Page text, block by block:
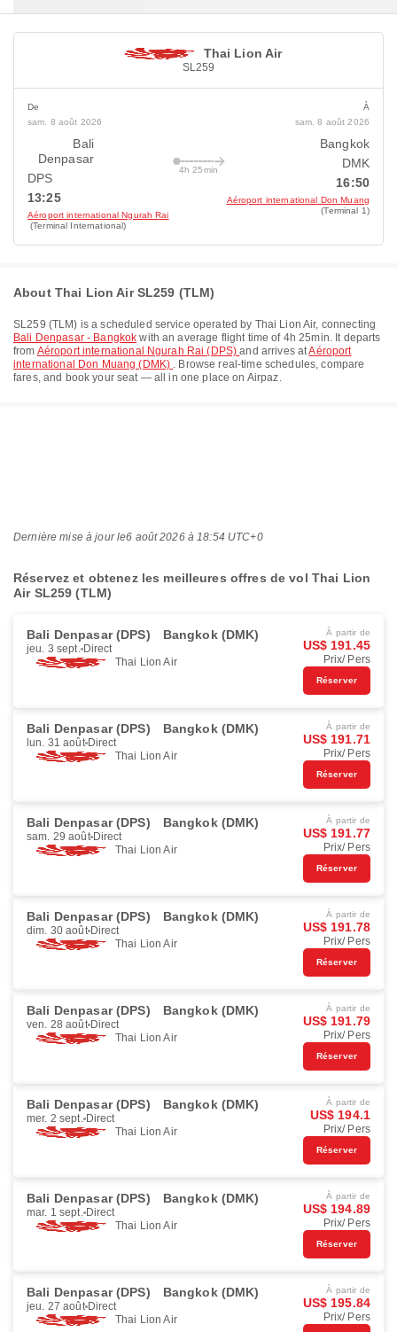
Thai Lion Air
SL259
De
sam. 8 août 2026
Bali
Denpasar
DPS
13:25
Aéroport international Ngurah Rai
(Terminal International)
4h 25min
À
sam. 8 août 2026
Bangkok
DMK
16:50
Aéroport international Don Muang
(Terminal 1)
About Thai Lion Air SL259 (TLM)
SL259 (TLM) is a scheduled service operated by Thai Lion Air, connecting
Bali Denpasar - Bangkok with an average flight time of 4h 25min. It departs
from Aéroport international Ngurah Rai (DPS)and arrives atAéroport
international Don Muang (DMK) . Browse real-time schedules, compare
fares, and book your seat — all in one place on Airpaz.
Dernière mise à jour le6 août 2026 à 18:54 UTC+0
Réservez et obtenez les meilleures offres de vol Thai Lion
Air SL259 (TLM)
Bali Denpasar (DPS) Bangkok (DMK)
jeu. 3 sept. Direct
Thai Lion Air
À partir de
US$ 191.45
Prix/ Pers
Réserver
Bali Denpasar (DPS) Bangkok (DMK)
lun. 31 août Direct
Thai Lion Air
À partir de
US$ 191.71
Prix/ Pers
Réserver
Bali Denpasar (DPS) Bangkok (DMK)
sam. 29 août Direct
Thai Lion Air
À partir de
US$ 191.77
Prix/ Pers
Réserver
Bali Denpasar (DPS) Bangkok (DMK)
dim. 30 août Direct
Thai Lion Air
À partir de
US$ 191.78
Prix/ Pers
Réserver
Bali Denpasar (DPS) Bangkok (DMK)
ven. 28 août Direct
Thai Lion Air
À partir de
US$ 191.79
Prix/ Pers
Réserver
Bali Denpasar (DPS) Bangkok (DMK)
mer. 2 sept. Direct
Thai Lion Air
À partir de
US$ 194.1
Prix/ Pers
Réserver
Bali Denpasar (DPS) Bangkok (DMK)
mar. 1 sept. Direct
Thai Lion Air
À partir de
US$ 194.89
Prix/ Pers
Réserver
Bali Denpasar (DPS) Bangkok (DMK)
jeu. 27 août Direct
Thai Lion Air
À partir de
US$ 195.84
Prix/ Pers